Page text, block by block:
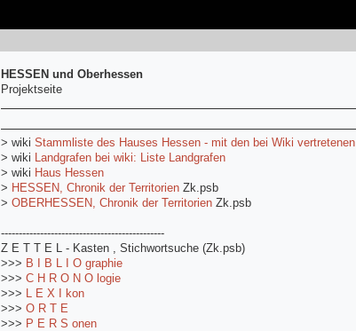
HESSEN und Oberhessen
Projektseite
> wiki Stammliste des Hauses Hessen - mit den bei Wiki vertretenen
> wiki
Landgrafen bei wiki: Liste Landgrafen
> wiki Haus Hessen
> HESSEN, Chronik der Territorien Zk.psb
> OBERHESSEN, Chronik der Territorien Zk.psb
----------------------------------------------
Z E T T E L - Kasten , Stichwortsuche (Zk.psb)
>>> B I B L I O graphie
>>> C H R O N O logie
>>>
L E X I kon
>>> O R T E
>>> P E R S onen